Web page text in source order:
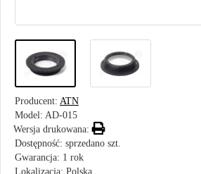
Producent: ATN
Model: AD-015
Wersja drukowana:
Dostępność: sprzedano szt.
Gwarancja: 1 rok
Lokalizacja: Polska